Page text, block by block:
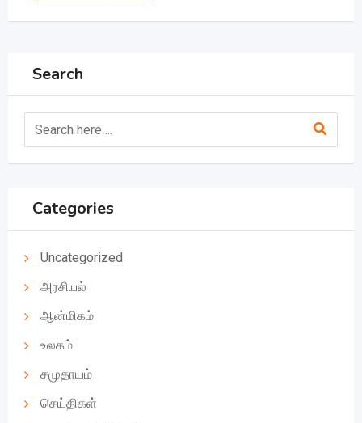
Search
Categories
Uncategorized
அரசியல்
ஆன்மிகம்
உலகம்
சமுதாயம்
செய்திகள்